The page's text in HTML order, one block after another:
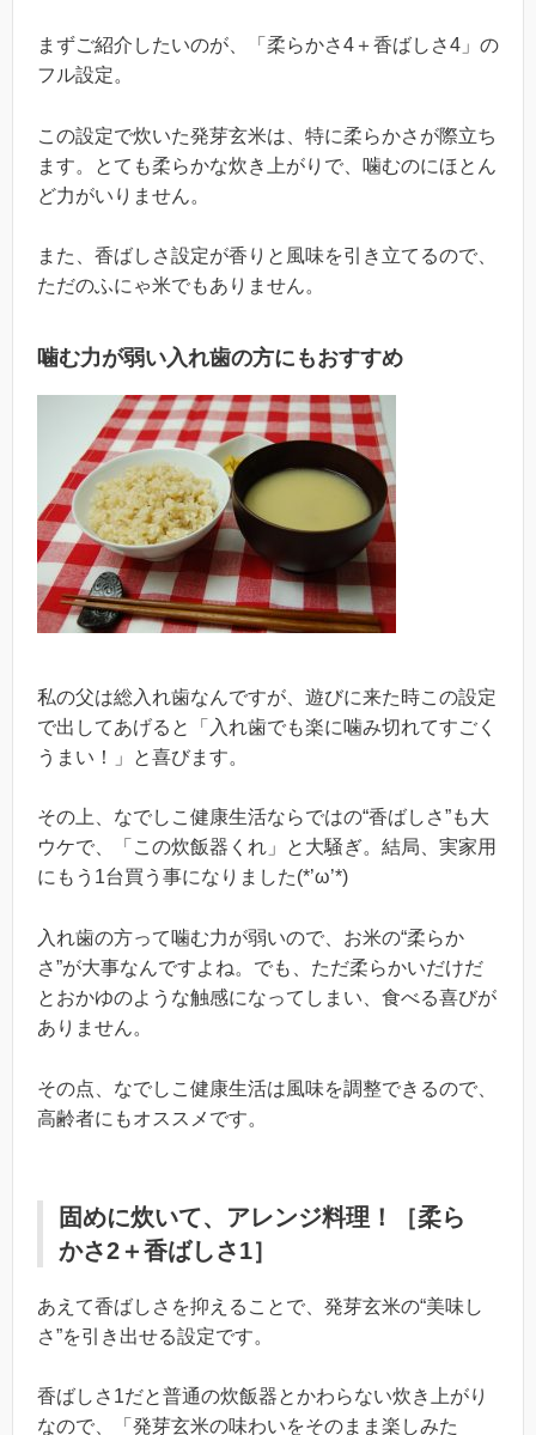
まずご紹介したいのが、「柔らかさ4＋香ばしさ4」の
フル設定。
この設定で炊いた発芽玄米は、特に柔らかさが際立ち
ます。とても柔らかな炊き上がりで、噛むのにほとん
ど力がいりません。
また、香ばしさ設定が香りと風味を引き立てるので、
ただのふにゃ米でもありません。
噛む力が弱い入れ歯の方にもおすすめ
私の父は総入れ歯なんですが、遊びに来た時この設定
で出してあげると「入れ歯でも楽に噛み切れてすごく
うまい！」と喜びます。
その上、なでしこ健康生活ならではの“香ばしさ”も大
ウケで、「この炊飯器くれ」と大騒ぎ。結局、実家用
にもう1台買う事になりました(*’ω’*)
入れ歯の方って噛む力が弱いので、お米の“柔らか
さ”が大事なんですよね。でも、ただ柔らかいだけだ
とおかゆのような触感になってしまい、食べる喜びが
ありません。
その点、なでしこ健康生活は風味を調整できるので、
高齢者にもオススメです。
固めに炊いて、アレンジ料理！［柔ら
かさ2＋香ばしさ1］
あえて香ばしさを抑えることで、発芽玄米の“美味し
さ”を引き出せる設定です。
香ばしさ1だと普通の炊飯器とかわらない炊き上がり
なので、「発芽玄米の味わいをそのまま楽しみた